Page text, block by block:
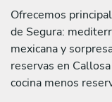
Ofrecemos
de Segura:
mexicana y
reservas en
cocina menos